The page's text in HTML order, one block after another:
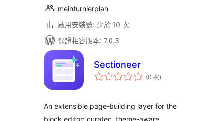
meinturnierplan
啟用安裝數: 少於 10 次
保證相容版本: 7.0.3
Sectioneer
(0 次評
分)
An extensible page-building layer for the
block editor: curated, theme-aware